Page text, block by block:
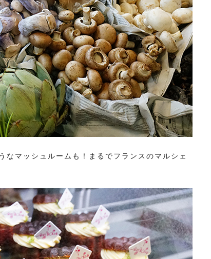
なマッシュルームも！まるでフランスのマルシェ